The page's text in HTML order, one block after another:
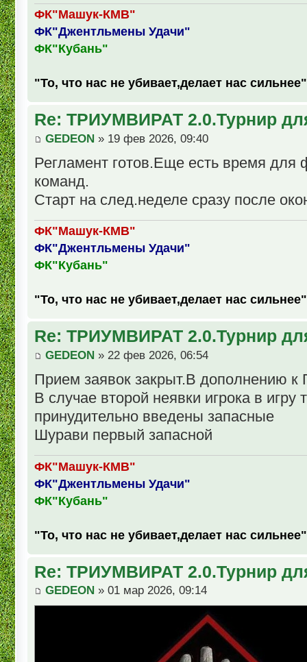
ФК"Машук-КМВ"
ФК"Джентльмены Удачи"
ФК"Кубань"
"То, что нас не убивает,делает нас сильнее"
Re: ТРИУМВИРАТ 2.0.Турнир
GEDEON » 19 фев 2026, 09:40
Регламент готов.Еще есть время для
команд.
Старт на след.неделе сразу после
ФК"Машук-КМВ"
ФК"Джентльмены Удачи"
ФК"Кубань"
"То, что нас не убивает,делает нас сильнее"
Re: ТРИУМВИРАТ 2.0.Турнир
GEDEON » 22 фев 2026, 06:54
Прием заявок закрыт.В дополнению к
В случае второй неявки игрока в игру
принудительно введены запасные
Шурави первый запасной
ФК"Машук-КМВ"
ФК"Джентльмены Удачи"
ФК"Кубань"
"То, что нас не убивает,делает нас сильнее"
Re: ТРИУМВИРАТ 2.0.Турнир
GEDEON » 01 мар 2026, 09:14